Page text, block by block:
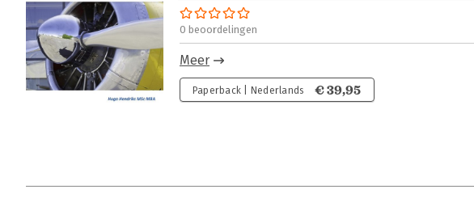
0 beoordelingen
Meer
Paperback | Nederlands € 39,95